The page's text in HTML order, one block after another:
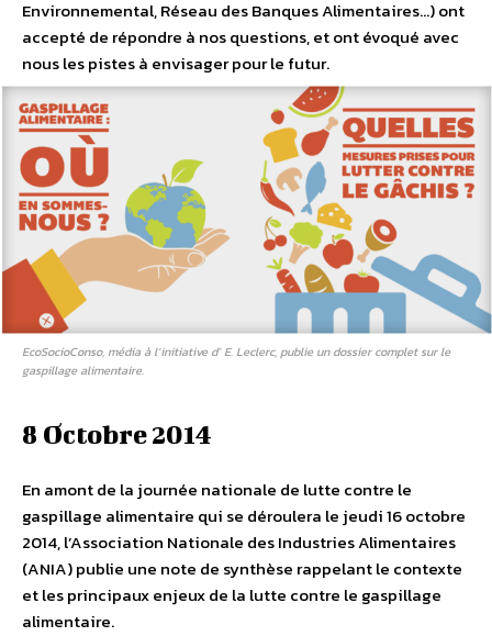
Environnemental, Réseau des Banques Alimentaires…) ont
accepté de répondre à nos questions, et ont évoqué avec
nous les pistes à envisager pour le futur.
EcoSocioConso, média à l’initiative d’ E. Leclerc, publie un dossier complet sur le
gaspillage alimentaire.
8 Octobre 2014
En amont de la journée nationale de lutte contre le
gaspillage alimentaire qui se déroulera le jeudi 16 octobre
2014, l’Association Nationale des Industries Alimentaires
(ANIA) publie une note de synthèse rappelant le contexte
et les principaux enjeux de la lutte contre le gaspillage
alimentaire.